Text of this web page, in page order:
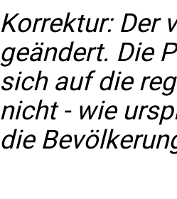
Korrektur: Der
geändert. Die
sich auf die
nicht - wie
die